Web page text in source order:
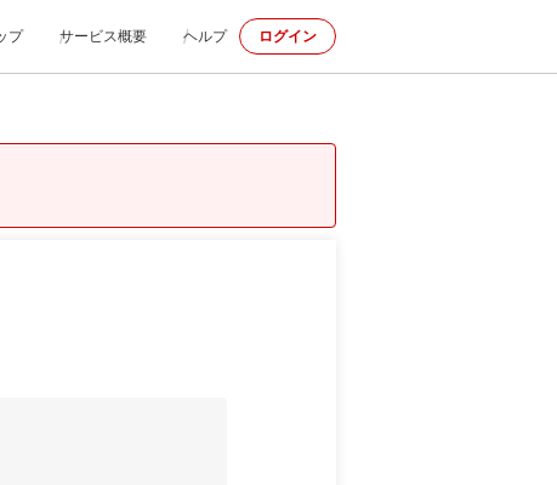
プ サービス概要 ヘルプ ログイン